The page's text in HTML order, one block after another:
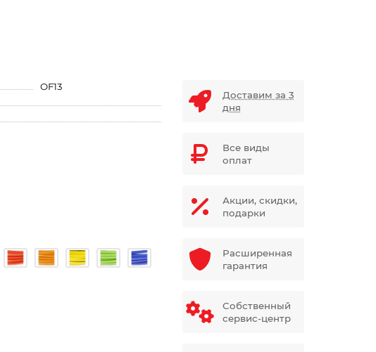
OF13
Доставим за 3
дня
Все виды
оплат
Акции, скидки,
подарки
Расширенная
гарантия
Собственный
сервис-центр